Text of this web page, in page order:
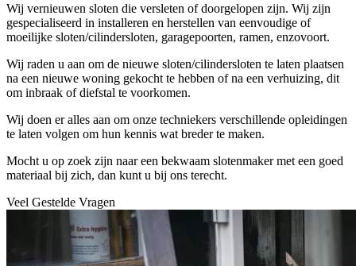
Wij vernieuwen sloten die versleten of doorgelopen zijn. Wij zijn
gespecialiseerd in installeren en herstellen van eenvoudige of
moeilijke sloten/cilindersloten, garagepoorten, ramen, enzovoort.
Wij raden u aan om de nieuwe sloten/cilindersloten te laten plaatsen
na een nieuwe woning gekocht te hebben of na een verhuizing, dit
om inbraak of diefstal te voorkomen.
Wij doen er alles aan om onze techniekers verschillende opleidingen
te laten volgen om hun kennis wat breder te maken.
Mocht u op zoek zijn naar een bekwaam slotenmaker met een goed
materiaal bij zich, dan kunt u bij ons terecht.
Veel Gestelde Vragen